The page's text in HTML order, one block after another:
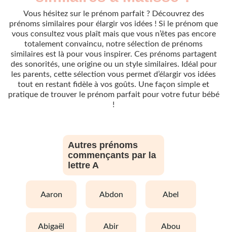
Vous hésitez sur le prénom parfait ? Découvrez des
prénoms similaires pour élargir vos idées ! Si le prénom que
vous consultez vous plaît mais que vous n’êtes pas encore
totalement convaincu, notre sélection de prénoms
similaires est là pour vous inspirer. Ces prénoms partagent
des sonorités, une origine ou un style similaires. Idéal pour
les parents, cette sélection vous permet d’élargir vos idées
tout en restant fidèle à vos goûts. Une façon simple et
pratique de trouver le prénom parfait pour votre futur bébé
!
Autres prénoms
commençants par la
lettre A
aaron abdon abel
abigaël abir abou